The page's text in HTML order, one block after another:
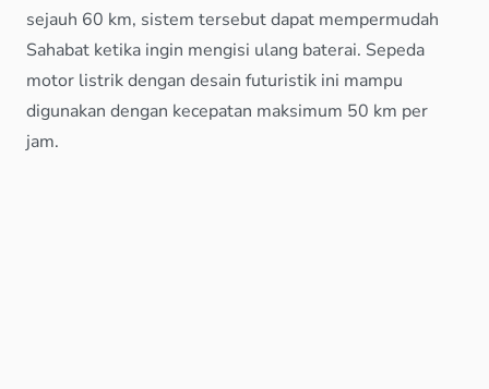
sejauh 60 km, sistem tersebut dapat mempermudah
Sahabat ketika ingin mengisi ulang baterai. Sepeda
motor listrik dengan desain futuristik ini mampu
digunakan dengan kecepatan maksimum 50 km per
jam.